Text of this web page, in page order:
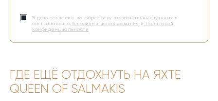
Я даю согласие на обработку персональных данных и
соглашаюсь с Условиями использования и Политикой
конфиденциальности
ГДЕ ЕЩЁ ОТДОХНУТЬ НА ЯХТЕ
QUEEN OF SALMAKIS